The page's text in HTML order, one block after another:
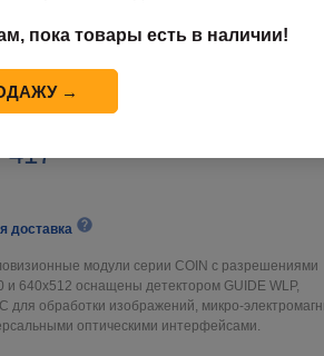
модуль Coin 212/
417
доставка
модули серии COIN с разрешениями
и 640х512 оснащены детектором GUIDE WLP,
для обработки изображений, микро-
оптическими интерфейсами.
пока товары есть в наличии!
→